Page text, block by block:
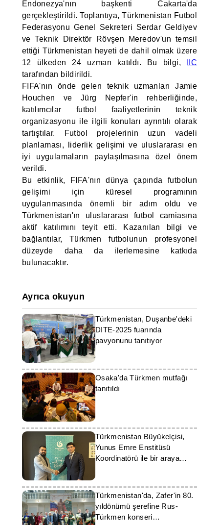
Endonezya'nın başkenti Cakarta'da
gerçekleştirildi. Toplantıya, Türkmenistan Futbol
Federasyonu Genel Sekreteri Serdar Geldiyev
ve Teknik Direktör Rövşen Meredov'un temsil
ettiği Türkmenistan heyeti de dahil olmak üzere
12 ülkeden 24 uzman katıldı. Bu bilgi,
IIC
tarafından bildirildi.
FIFA'nın önde gelen teknik uzmanları Jamie
Houchen ve Jürg Nepfer'in rehberliğinde,
katılımcılar futbol faaliyetlerinin teknik
organizasyonu ile ilgili konuları ayrıntılı olarak
tartıştılar. Futbol projelerinin uzun vadeli
planlaması, liderlik gelişimi ve uluslararası en
iyi uygulamaların paylaşılmasına özel önem
verildi.
Bu etkinlik, FIFA'nın dünya çapında futbolun
gelişimi için küresel programının
uygulanmasında önemli bir adım oldu ve
Türkmenistan'ın uluslararası futbol camiasına
aktif katılımını teyit etti. Kazanılan bilgi ve
bağlantılar, Türkmen futbolunun profesyonel
düzeyde daha da ilerlemesine katkıda
bulunacaktır.
Ayrıca okuyun
Türkmenistan, Duşanbe'deki
DITE-2025 fuarında
pavyonunu tanıtıyor
Osaka'da Türkmen mutfağı
tanıtıldı
Türkmenistan Büyükelçisi,
Yunus Emre Enstitüsü
Koordinatörü ile bir araya
Türkmenistan'da, Zafer'in 80.
yıldönümü şerefine Rus-
Türkmen konseri